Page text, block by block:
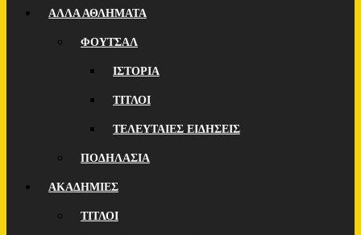
ΑΛΛΑ ΑΘΛΗΜΑΤΑ
ΦΟΥΤΣΑΛ
ΙΣΤΟΡΙΑ
ΤΙΤΛΟΙ
ΤΕΛΕΥΤΑΙΕΣ ΕΙΔΗΣΕΙΣ
ΠΟΔΗΛΑΣΙΑ
ΑΚΑΔΗΜΙΕΣ
ΤΙΤΛΟΙ